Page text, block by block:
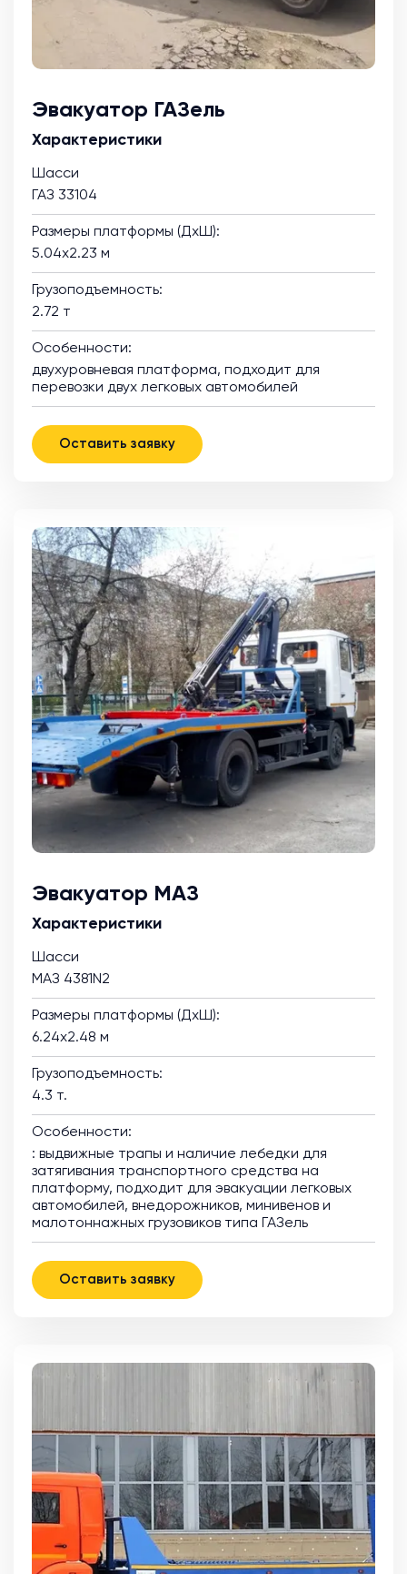
Эвакуатор ГАЗель
Характеристики
Шасси
ГАЗ 33104
Размеры платформы (ДхШ):
5.04х2.23 м
Грузоподъемность:
2.72 т
Особенности:
двухуровневая платформа, подходит для
перевозки двух легковых автомобилей
Оставить заявку
Эвакуатор МАЗ
Характеристики
Шасси
МАЗ 4381N2
Размеры платформы (ДхШ):
6.24х2.48 м
Грузоподъемность:
4.3 т.
Особенности:
: выдвижные трапы и наличие лебедки для
затягивания транспортного средства на
платформу, подходит для эвакуации легковых
автомобилей, внедорожников, минивенов и
малотоннажных грузовиков типа ГАЗель
Оставить заявку